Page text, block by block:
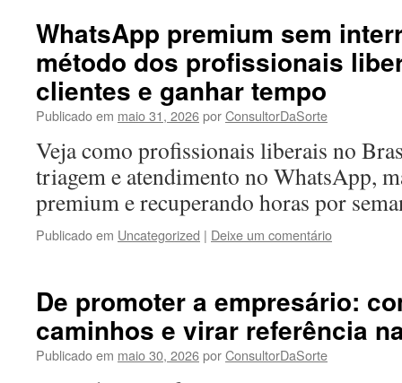
WhatsApp premium sem
método dos profissionais
clientes e ganhar tempo
Publicado em maio 31, 2026porConsultorDaSorte
Veja como profissionais liberais no
triagem e atendimento no WhatsApp,
premium e recuperando horas por
Publicado em Uncategorized | Deixe um comentário
De promoter a empresário:
caminhos e virar referência
Publicado em maio 30, 2026porConsultorDaSorte